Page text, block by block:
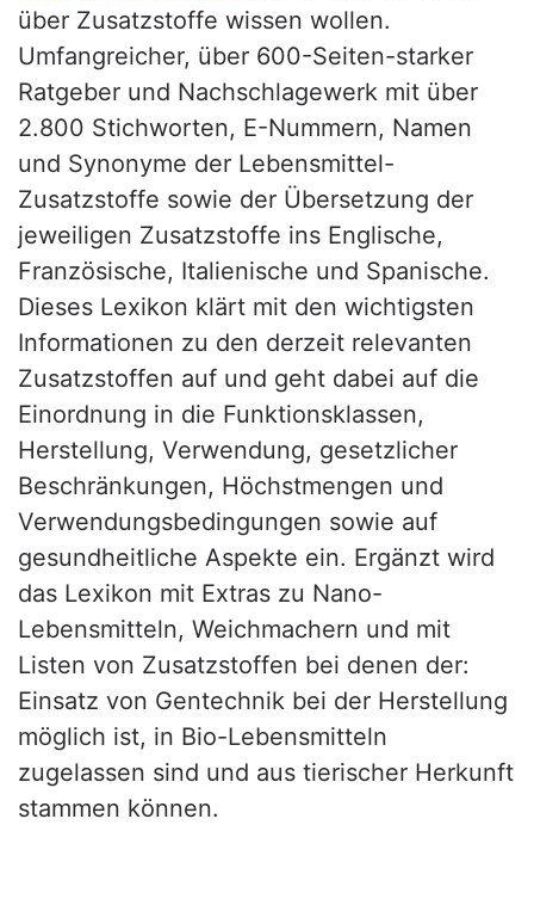
über Zusatzstoffe wissen wollen.
Umfangreicher, über 600-Seiten-starker
Ratgeber und Nachschlagewerk mit über
2.800 Stichworten, E-Nummern, Namen
und Synonyme der Lebensmittel-
Zusatzstoffe sowie der Übersetzung der
jeweiligen Zusatzstoffe ins Englische,
Französische, Italienische und Spanische.
Dieses Lexikon klärt mit den wichtigsten
Informationen zu den derzeit relevanten
Zusatzstoffen auf und geht dabei auf die
Einordnung in die Funktionsklassen,
Herstellung, Verwendung, gesetzlicher
Beschränkungen, Höchstmengen und
Verwendungsbedingungen sowie auf
gesundheitliche Aspekte ein. Ergänzt wird
das Lexikon mit Extras zu Nano-
Lebensmitteln, Weichmachern und mit
Listen von Zusatzstoffen bei denen der:
Einsatz von Gentechnik bei der Herstellung
möglich ist, in Bio-Lebensmitteln
zugelassen sind und aus tierischer Herkunft
stammen können.